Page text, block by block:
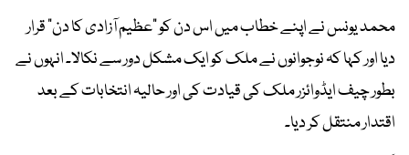
محمد یونس نے اپنے خطاب میں اس دن کو “عظیم آزادی کا دن” قرار
دیا اور کہا کہ نوجوانوں نے ملک کو ایک مشکل دور سے نکالا۔ انہوں نے
بطور چیف ایڈوائزر ملک کی قیادت کی اور حالیہ انتخابات کے بعد
اقتدار منتقل کر دیا۔